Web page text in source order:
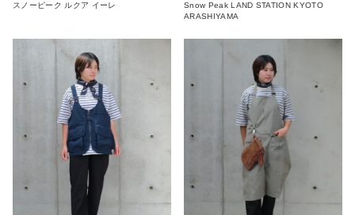
スノーピーク ルクア イーレ
Snow Peak LAND STATION KYOTO
ARASHIYAMA